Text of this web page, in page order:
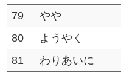
79
やや
80
ようやく
81
わりあいに